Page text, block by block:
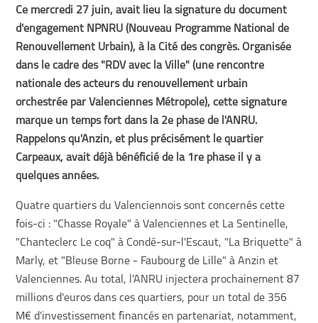
Ce mercredi 27 juin, avait lieu la signature du document
d'engagement NPNRU (Nouveau Programme National de
Renouvellement Urbain), à la Cité des congrès. Organisée
dans le cadre des "RDV avec la Ville" (une rencontre
nationale des acteurs du renouvellement urbain
orchestrée par Valenciennes Métropole), cette signature
marque un temps fort dans la 2e phase de l'ANRU.
Rappelons qu'Anzin, et plus précisément le quartier
Carpeaux, avait déjà bénéficié de la 1re phase il y a
quelques années.
Quatre quartiers du Valenciennois sont concernés cette
fois-ci : "Chasse Royale" à Valenciennes et La Sentinelle,
"Chanteclerc Le coq" à Condé-sur-l'Escaut, "La Briquette" à
Marly, et "Bleuse Borne - Faubourg de Lille" à Anzin et
Valenciennes. Au total, l'ANRU injectera prochainement 87
millions d'euros dans ces quartiers, pour un total de 356
M€ d'investissement financés en partenariat, notamment,